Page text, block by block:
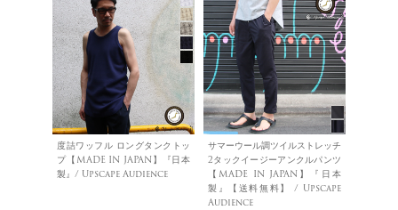
度詰ワッフル ロングタンクトッ
プ【MADE IN JAPAN】『日本
製』/ Upscape Audience
サマーウール調ツイルストレッチ
2タックイージーアンクルパンツ
【MADE IN JAPAN】『日本
製』【送料無料】 / Upscape
Audience